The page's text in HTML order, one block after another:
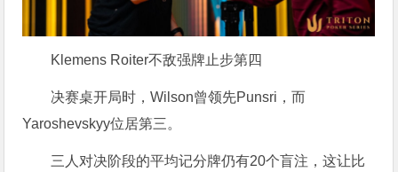
Klemens Roiter不敌强牌止步第四
决赛桌开局时，Wilson曾领先Punsri，而
Yaroshevskyy位居第三。
三人对决阶段的平均记分牌仍有20个盲注，这让比